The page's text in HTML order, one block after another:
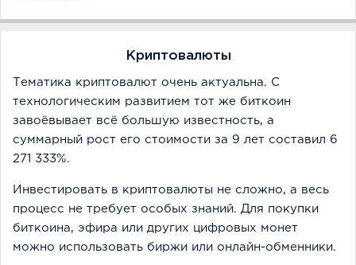
Криптовалюты
Тематика криптовалют очень актуальна. С
технологическим развитием тот же биткоин
завоёвывает всё большую известность, а
суммарный рост его стоимости за 9 лет составил 6
271 333%.
Инвестировать в криптовалюты не сложно, а весь
процесс не требует особых знаний. Для покупки
биткоина, эфира или других цифровых монет
можно использовать биржи или онлайн-обменники.